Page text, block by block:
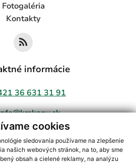
cookies
sledovania používame na zlepšenie
našich webových stránok, na to, aby sme
obsah a cielené reklamy, na analýzu
Fotogaléria
Kontakty
informácie
36 631 31 91
aktuálnych informácií s využitím RSS